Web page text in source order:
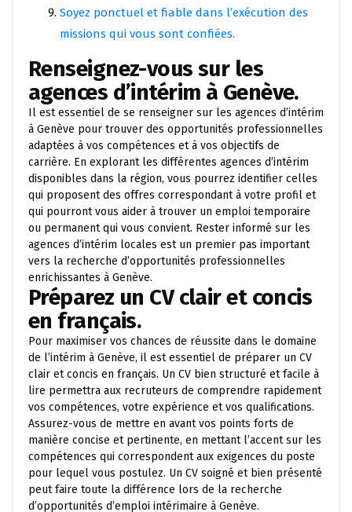
Soyez ponctuel et fiable dans l’exécution des
missions qui vous sont confiées.
Renseignez-vous sur les
agences d’intérim à Genève.
Il est essentiel de se renseigner sur les agences d’intérim
à Genève pour trouver des opportunités professionnelles
adaptées à vos compétences et à vos objectifs de
carrière. En explorant les différentes agences d’intérim
disponibles dans la région, vous pourrez identifier celles
qui proposent des offres correspondant à votre profil et
qui pourront vous aider à trouver un emploi temporaire
ou permanent qui vous convient. Rester informé sur les
agences d’intérim locales est un premier pas important
vers la recherche d’opportunités professionnelles
enrichissantes à Genève.
Préparez un CV clair et concis
en français.
Pour maximiser vos chances de réussite dans le domaine
de l’intérim à Genève, il est essentiel de préparer un CV
clair et concis en français. Un CV bien structuré et facile à
lire permettra aux recruteurs de comprendre rapidement
vos compétences, votre expérience et vos qualifications.
Assurez-vous de mettre en avant vos points forts de
manière concise et pertinente, en mettant l’accent sur les
compétences qui correspondent aux exigences du poste
pour lequel vous postulez. Un CV soigné et bien présenté
peut faire toute la différence lors de la recherche
d’opportunités d’emploi intérimaire à Genève.